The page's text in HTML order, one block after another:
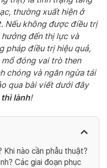
thường xuất hiện ở
Nếu không được điều trị
đến thị lực và
pháp điều trị hiệu quả,
đóng vai trò then
chóng và ngăn ngừa tái
qua bài viết dưới đây
lành!
nào cần phẫu thuật?
Các giai đoạn phục